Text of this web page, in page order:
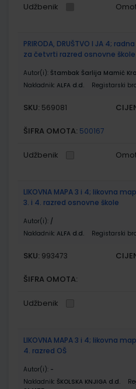
Udžbenik
PRIRODA, DRUŠTVO I JA 4;
za četvrti razred osnovne škole
Autor(i): Štambak Šarlija Mamić
Nakladnik: ALFA d.d. Registarski
SKU: 569081
ŠIFRA OMOTA: 500167
Udžbenik
LIKOVNA MAPA 3 i 4; likovna
3. i 4. razred osnovne škole
Autor(i): /
Nakladnik: ALFA d.d. Registarski
SKU: 993473
ŠIFRA OMOTA:
Udžbenik
LIKOVNA MAPA 3 i 4; likovna
4. razred OŠ
Autor(i): -
Nakladnik: ŠKOLSKA KNJIGA d.d.